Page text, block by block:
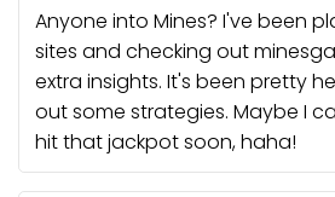
Anyone into Mines? I've been
sites and checking out
extra insights. It's been pretty
out some strategies. Maybe I
hit that jackpot soon, haha!